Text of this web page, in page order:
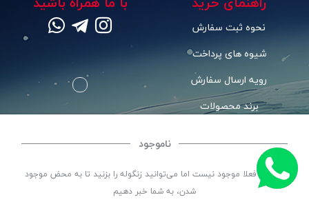
ناموجود
این کالا فعلا موجود نیست اما می‌توانید زنگوله را بزنید تا به محض موجود
شدن، به شما خبر دهیم
نحوه ثبت سفارش
شیوه های پرداخت
رویه ارسال سفارش
برند محصولات
© تمامی حقوق این سایت متعلق به
سیستم طراحی و اجرا:شرکت دیجیتال مارکتینگ سپتا